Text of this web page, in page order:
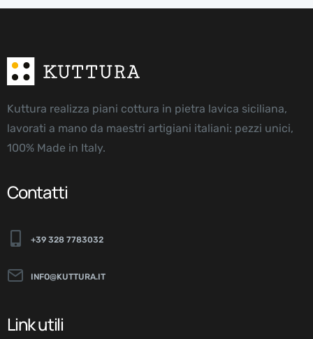
Kuttura realizza piani cottura in pietra lavica siciliana,
lavorati a mano da maestri artigiani italiani: pezzi unici,
100% Made in Italy.
Contatti
+39 328 7783032
INFO@KUTTURA.IT
Link utili